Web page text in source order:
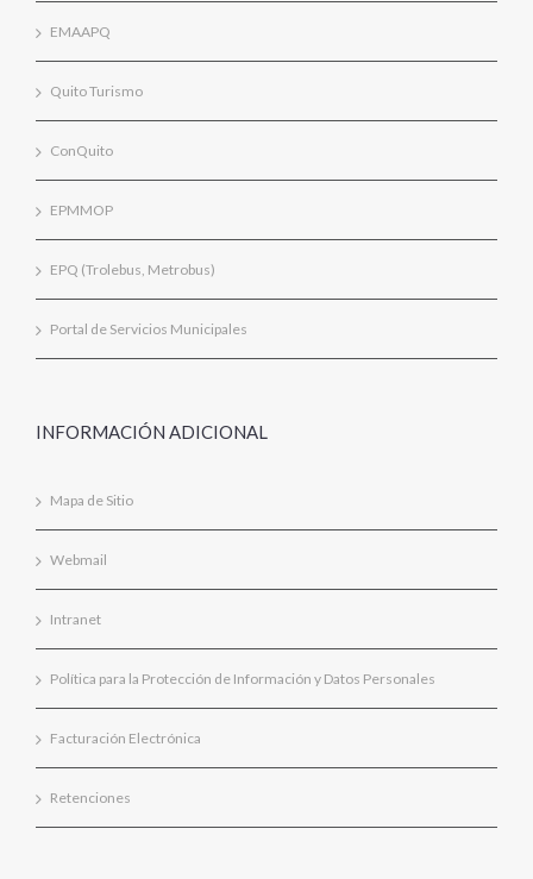
EMAAPQ
Quito Turismo
ConQuito
EPMMOP
EPQ (Trolebus, Metrobus)
Portal de Servicios Municipales
INFORMACIÓN ADICIONAL
Mapa de Sitio
Webmail
Intranet
Política para la Protección de Información y Datos Personales
Facturación Electrónica
Retenciones